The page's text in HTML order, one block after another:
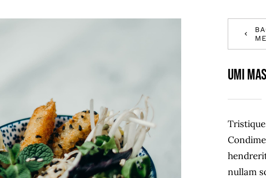
Umi
nullam